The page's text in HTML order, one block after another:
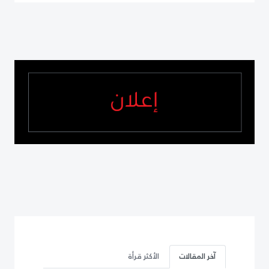
آخر المقالات الأكثر قرأة